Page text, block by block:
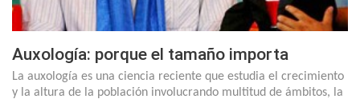
Auxología: porque el tamaño importa
La auxología es una ciencia reciente que estudia el crecimiento
y la altura de la población involucrando multitud de ámbitos, la